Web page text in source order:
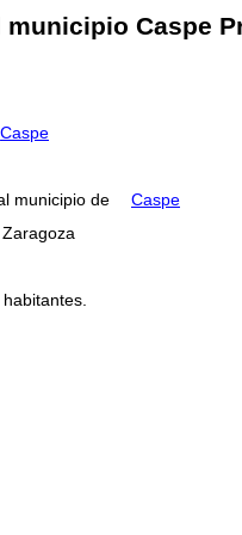
Caspe
Caspe
municipio de
Caspe